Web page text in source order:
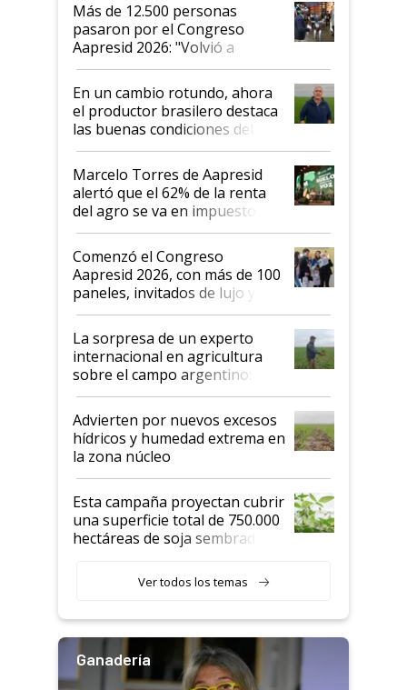
Más de 12.500 personas
pasaron por el Congreso
Aapresid 2026: "Volvió a
demostrar que hablar del
suelo es hablar de todo el
sistema productivo"
En un cambio rotundo, ahora
el productor brasilero destaca
las buenas condiciones del
agro argentino para invertir:
"Los veo más motivados"
Marcelo Torres de Aapresid
alertó que el 62% de la renta
del agro se va en impuestos:
"No es bueno que en
Argentina se sigan discutiendo
las mismas cosas de hace 50
años"
Comenzó el Congreso
Aapresid 2026, con más de 100
paneles, invitados de lujo y
todas las tendencias
La sorpresa de un experto
internacional en agricultura
sobre el campo argentino:
"Estoy muy impresionado"
Advierten por nuevos excesos
hídricos y humedad extrema en
la zona núcleo
Esta campaña proyectan cubrir
una superficie total de 750.000
hectáreas de soja sembradas
variedades que marcan un
salto tecnológico en genética y
Ver todos los temas
Ganadería